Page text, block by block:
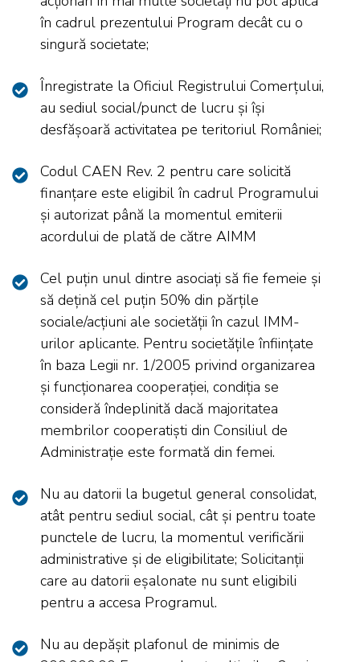
în cadrul prezentului Program decât cu o
singură societate;
Înregistrate la Oficiul Registrului Comerțului,
au sediul social/punct de lucru și își
desfășoară activitatea pe teritoriul României;
Codul CAEN Rev. 2 pentru care solicită
finanțare este eligibil în cadrul Programului
și autorizat până la momentul emiterii
acordului de plată de către AIMM
Cel puţin unul dintre asociaţi să fie femeie şi
să deţină cel puţin 50% din părţile
sociale/acțiuni ale societăţii în cazul IMM-
urilor aplicante. Pentru societățile înființate
în baza Legii nr. 1/2005 privind organizarea
și funcționarea cooperației, condiția se
consideră îndeplinită dacă majoritatea
membrilor cooperatiști din Consiliul de
Administrație este formată din femei.
Nu au datorii la bugetul general consolidat,
atât pentru sediul social, cât și pentru toate
punctele de lucru, la momentul verificării
administrative și de eligibilitate; Solicitanții
care au datorii eșalonate nu sunt eligibili
pentru a accesa Programul.
Nu au depășit plafonul de minimis de